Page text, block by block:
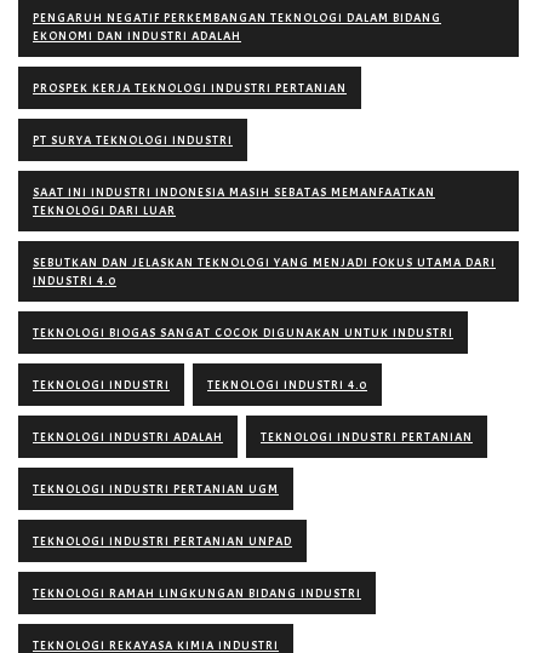
PENGARUH NEGATIF PERKEMBANGAN TEKNOLOGI DALAM BIDANG
EKONOMI DAN INDUSTRI ADALAH
PROSPEK KERJA TEKNOLOGI INDUSTRI PERTANIAN
PT SURYA TEKNOLOGI INDUSTRI
SAAT INI INDUSTRI INDONESIA MASIH SEBATAS MEMANFAATKAN
TEKNOLOGI DARI LUAR
SEBUTKAN DAN JELASKAN TEKNOLOGI YANG MENJADI FOKUS UTAMA DARI
INDUSTRI 4.0
TEKNOLOGI BIOGAS SANGAT COCOK DIGUNAKAN UNTUK INDUSTRI
TEKNOLOGI INDUSTRI TEKNOLOGI INDUSTRI 4.0
TEKNOLOGI INDUSTRI ADALAH TEKNOLOGI INDUSTRI PERTANIAN
TEKNOLOGI INDUSTRI PERTANIAN UGM
TEKNOLOGI INDUSTRI PERTANIAN UNPAD
TEKNOLOGI RAMAH LINGKUNGAN BIDANG INDUSTRI
TEKNOLOGI REKAYASA KIMIA INDUSTRI